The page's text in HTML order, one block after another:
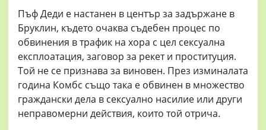
Пъф Деди е настанен в център за задържане в
Бруклин, където очаква съдебен процес по
обвинения в трафик на хора с цел сексуална
експлоатация, заговор за рекет и проституция.
Той не се признава за виновен. През изминалата
година Комбс също така е обвинен в множество
граждански дела в сексуално насилие или други
неправомерни действия, които той отрича.